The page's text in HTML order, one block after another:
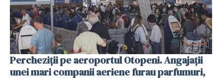
Percheziții pe aeroportul Otopeni. Angajații
unei mari companii aeriene furau parfumuri,